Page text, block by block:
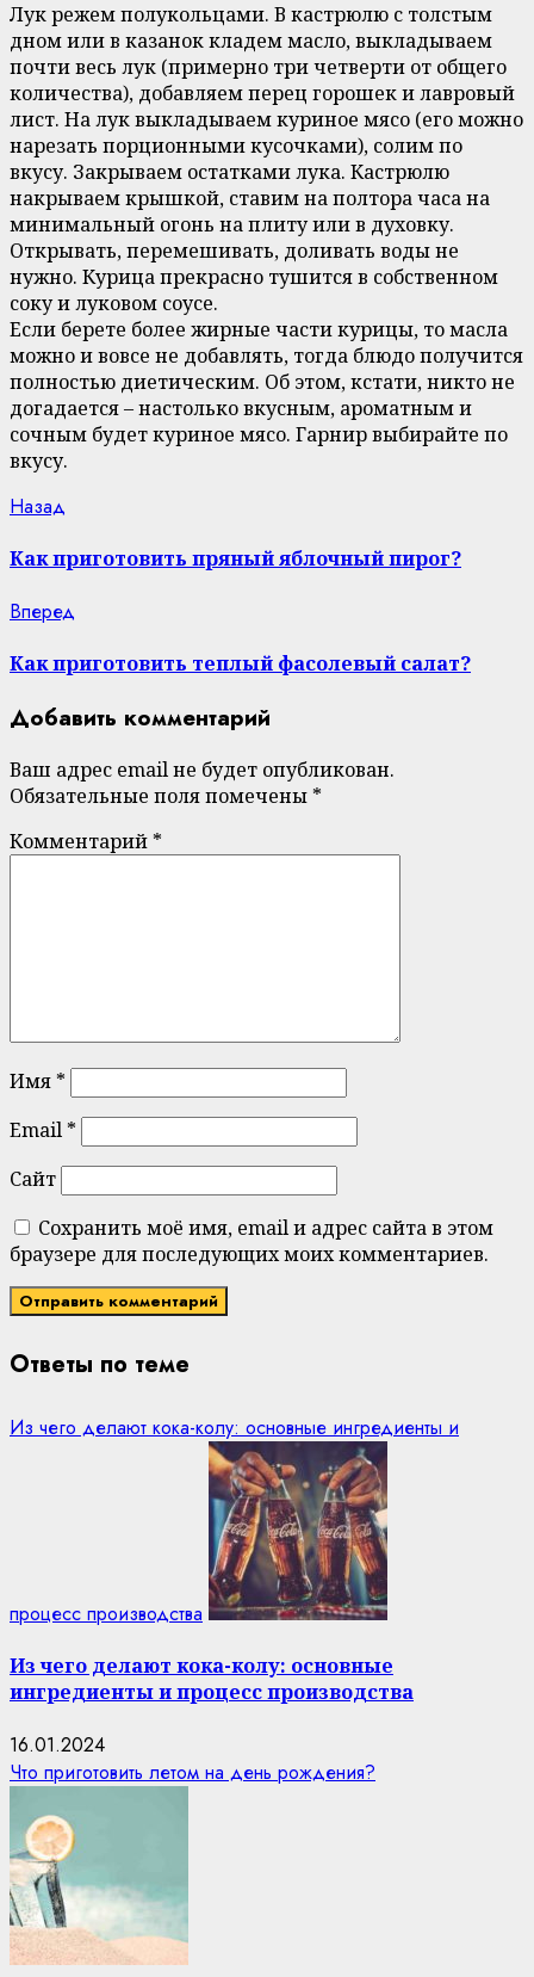
Лук режем полукольцами. В кастрюлю с толстым
дном или в казанок кладем масло, выкладываем
почти весь лук (примерно три четверти от общего
количества), добавляем перец горошек и лавровый
лист. На лук выкладываем куриное мясо (его можно
нарезать порционными кусочками), солим по
вкусу. Закрываем остатками лука. Кастрюлю
накрываем крышкой, ставим на полтора часа на
минимальный огонь на плиту или в духовку.
Открывать, перемешивать, доливать воды не
нужно. Курица прекрасно тушится в собственном
соку и луковом соусе.
Если берете более жирные части курицы, то масла
можно и вовсе не добавлять, тогда блюдо получится
полностью диетическим. Об этом, кстати, никто не
догадается – настолько вкусным, ароматным и
сочным будет куриное мясо. Гарнир выбирайте по
вкусу.
Continue
Reading
Назад
Как приготовить пряный яблочный пирог?
Вперед
Как приготовить теплый фасолевый салат?
Добавить комментарий
Ваш адрес email не будет опубликован.
Обязательные поля помечены *
Комментарий *
Имя *
Email *
Сайт
Сохранить моё имя, email и адрес сайта в этом
браузере для последующих моих комментариев.
Ответы по теме
Из чего делают кока-колу: основные ингредиенты и
процесс производства
Из чего делают кока-колу: основные
ингредиенты и процесс производства
16.01.2024
Что приготовить летом на день рождения?